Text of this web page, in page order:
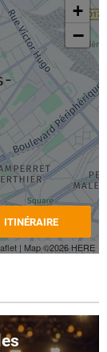
+
−
| Map ©2026HERE
ITINÉRAIRE